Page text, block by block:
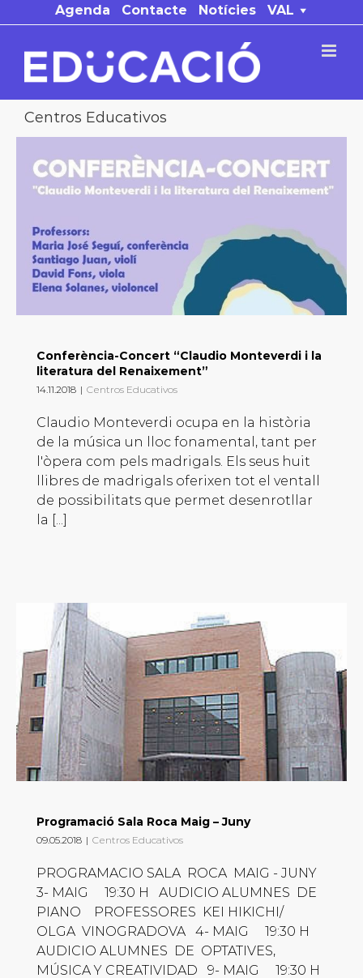
to
content
Agenda Contacte Notícies VAL
Centros Educativos
Conferència-Concert “Claudio Monteverdi i la
literatura del Renaixement”
14.11.2018 | Centros Educativos
Claudio Monteverdi ocupa en la història
de la música un lloc fonamental, tant per
l'òpera com pels madrigals. Els seus huit
llibres de madrigals oferixen tot el ventall
de possibilitats que permet desenrotllar
la [...]
Programació Sala Roca Maig – Juny
09.05.2018 | Centros Educativos
PROGRAMACIO SALA ROCA MAIG - JUNY
3- MAIG 19:30 H AUDICIO ALUMNES DE
PIANO PROFESSORES KEI HIKICHI/
OLGA VINOGRADOVA 4- MAIG 19:30 H
AUDICIO ALUMNES DE OPTATIVES,
MÚSICA Y CREATIVIDAD 9- MAIG 19:30 H